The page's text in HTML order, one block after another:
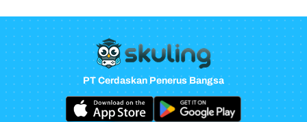
PT Cerdaskan Penerus Bangsa